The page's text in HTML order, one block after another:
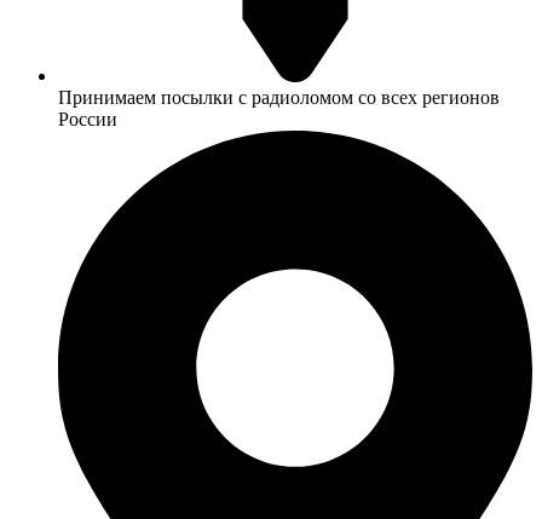
Принимаем посылки с радиоломом со всех регионов
России